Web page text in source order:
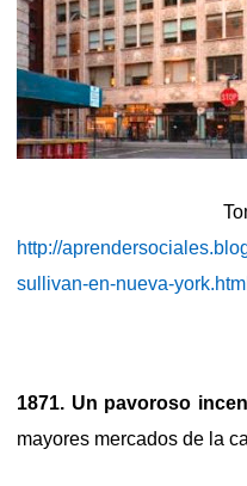
http://
sullivan-en-nueva-york.html
1871. Un pavoroso
mayores mercados de la